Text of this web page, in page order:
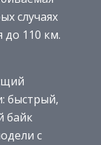
случаях
до 110 км.
быстрый,
байк
с